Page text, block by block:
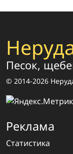
Песок,
© 2014-2026
Реклама
Статистика